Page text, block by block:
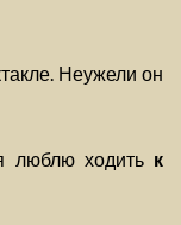
Неужели он
люблю ходить к